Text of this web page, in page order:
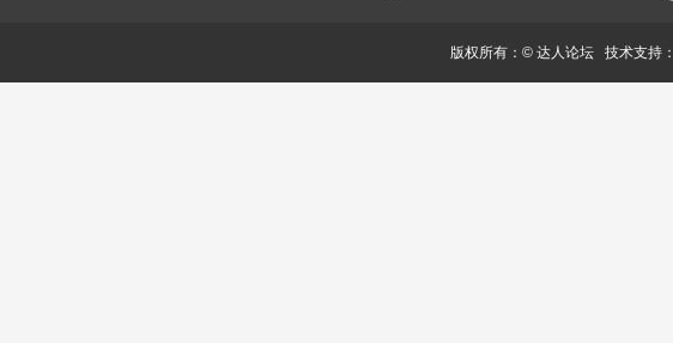
版权所有：© 达人论坛 技术支持：